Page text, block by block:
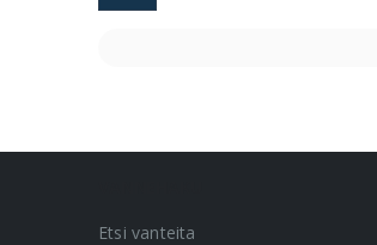
Etsi vanteita